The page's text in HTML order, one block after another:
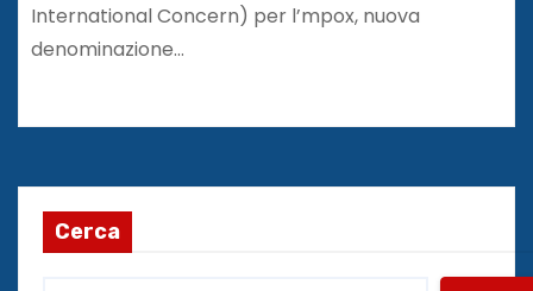
International Concern) per l’mpox, nuova
denominazione…
Cerca